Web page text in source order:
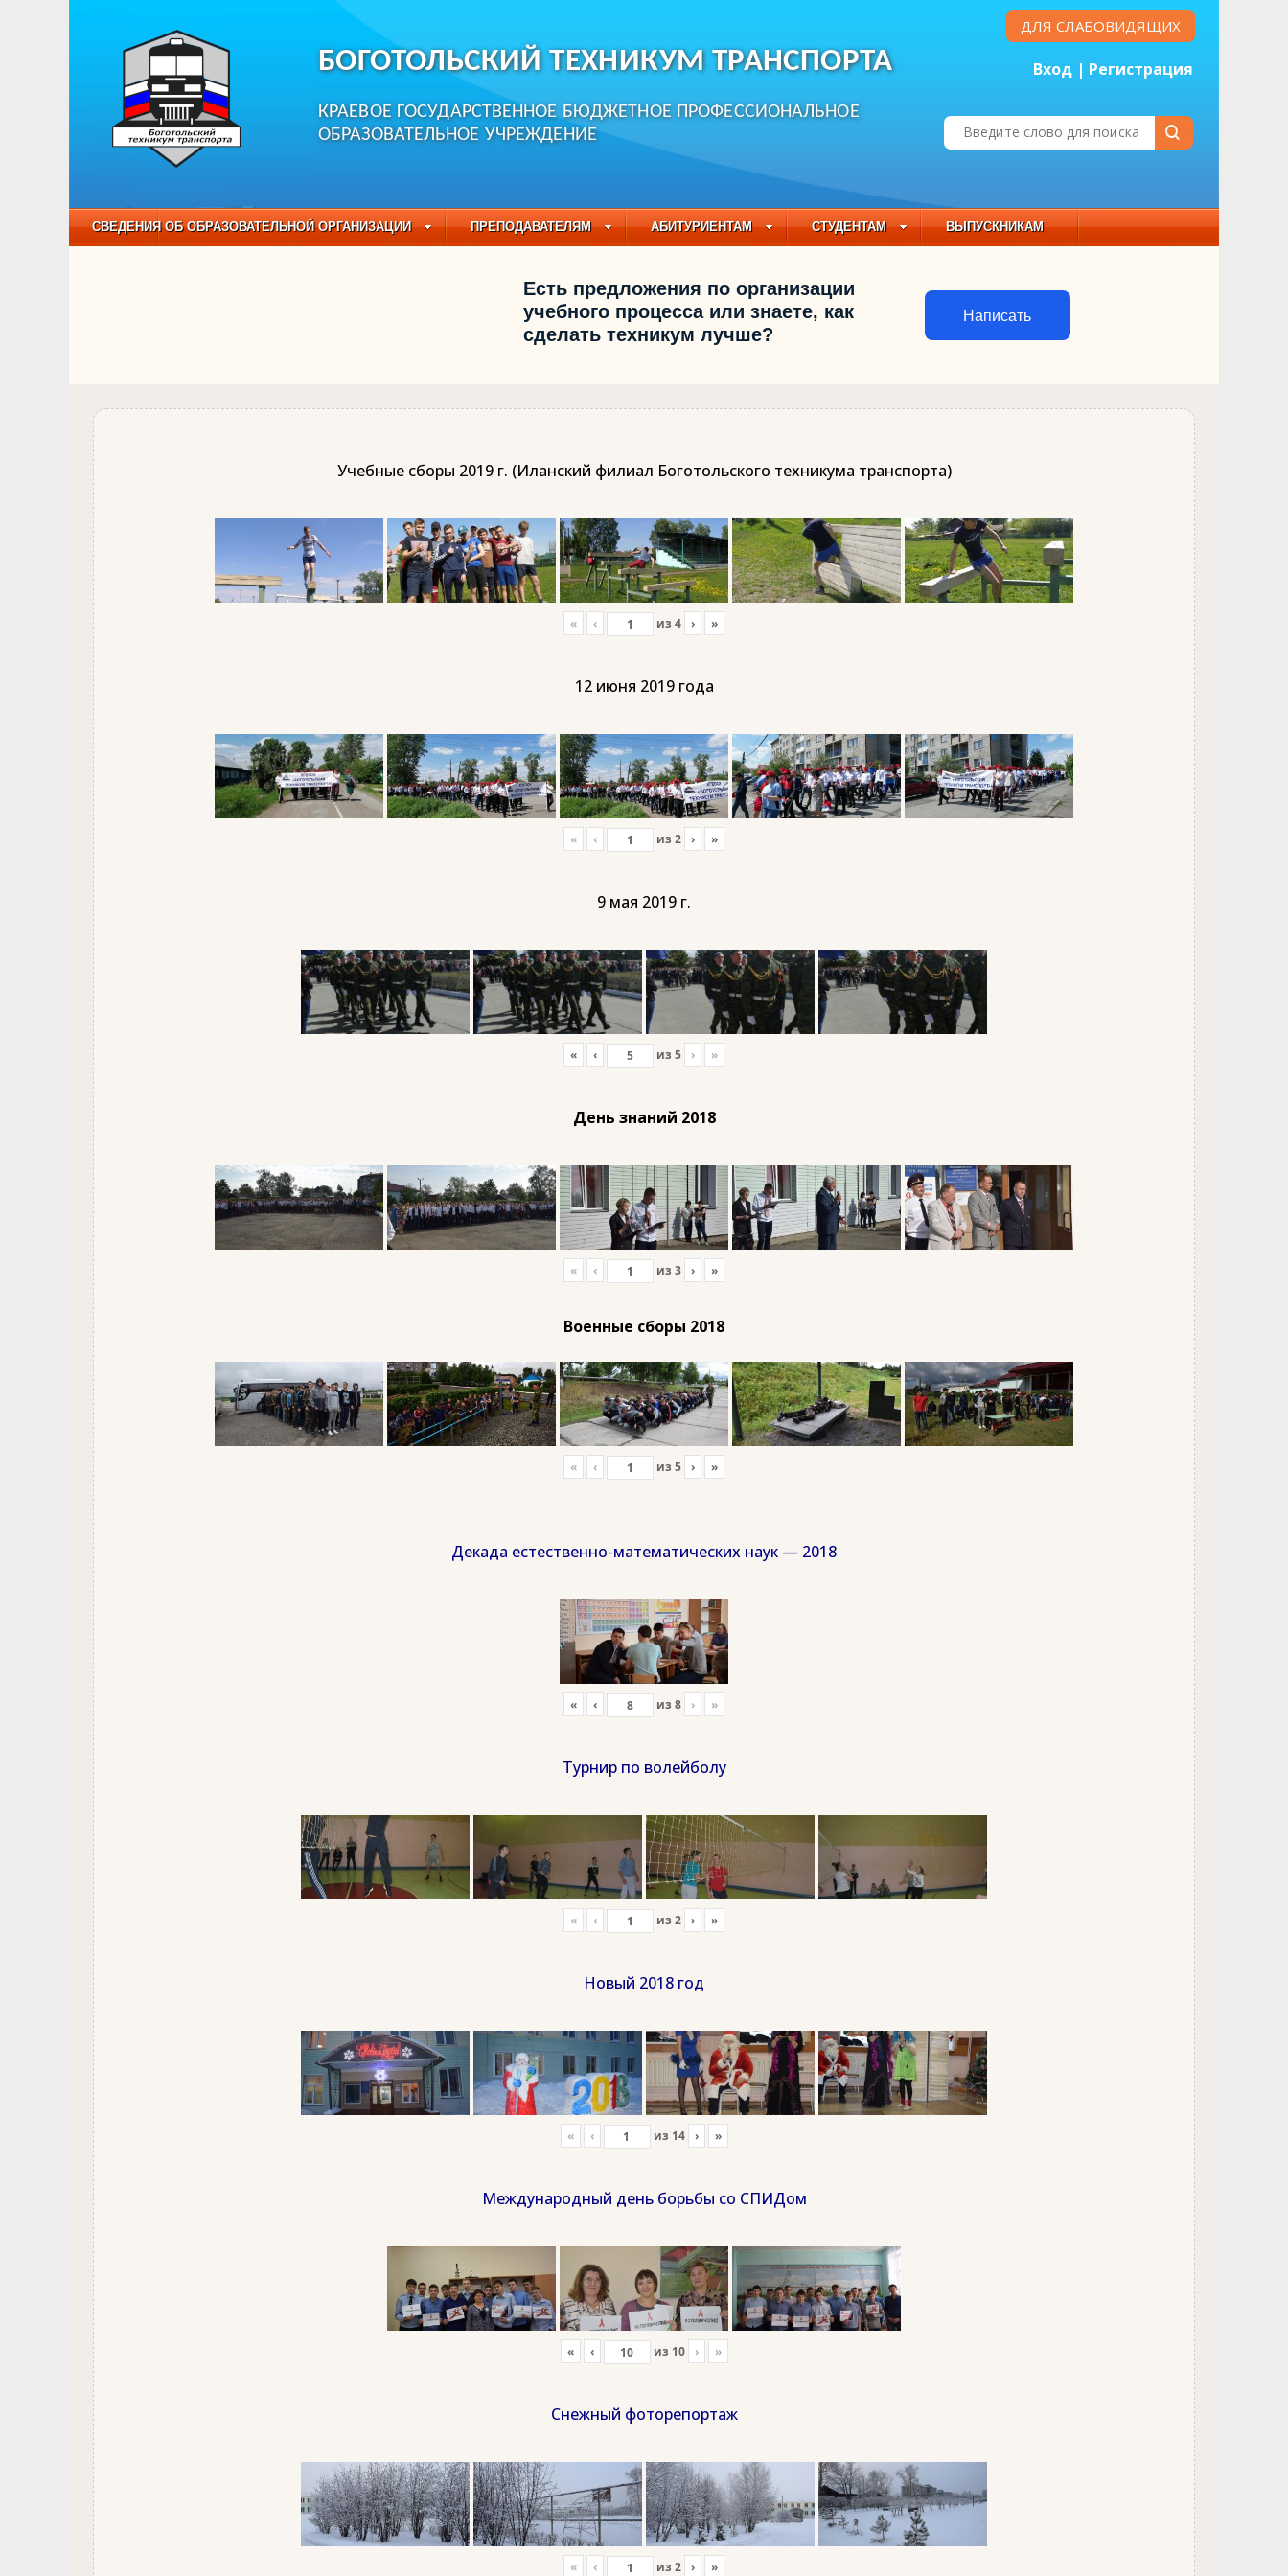
БОГОТОЛЬСКИЙ ТЕХНИКУМ ТРАНСПОРТА
КРАЕВОЕ ГОСУДАРСТВЕННОЕ БЮДЖЕТНОЕ ПРОФЕССИОНАЛЬНОЕ
ОБРАЗОВАТЕЛЬНОЕ УЧРЕЖДЕНИЕ
ДЛЯ СЛАБОВИДЯЩИХ
Вход | Регистрация
СВЕДЕНИЯ ОБ ОБРАЗОВАТЕЛЬНОЙ ОРГАНИЗАЦИИ ПРЕПОДАВАТЕЛЯМ АБИТУРИЕНТАМ СТУДЕНТАМ ВЫПУСКНИКАМ
НАБОР ОБУЧАЮЩИХСЯ НА 2021-2022 УЧЕБНЫЙ ГОД
Есть предложения по организации
учебного процесса или знаете, как
сделать техникум лучше?
Написать
Учебные сборы 2019 г. (Иланский филиал Боготольского техникума транспорта)
« ‹ из 4 › »
12 июня 2019 года
« ‹ из 2 › »
9 мая 2019 г.
« ‹ из 5 › »
День знаний 2018
« ‹ из 3 › »
Военные сборы 2018
« ‹ из 5 › »
Декада естественно-математических наук — 2018
« ‹ из 8 › »
Турнир по волейболу
« ‹ из 2 › »
Новый 2018 год
« ‹ из 14 › »
Международный день борьбы со СПИДом
« ‹ из 10 › »
Снежный фоторепортаж
« ‹ из 2 › »